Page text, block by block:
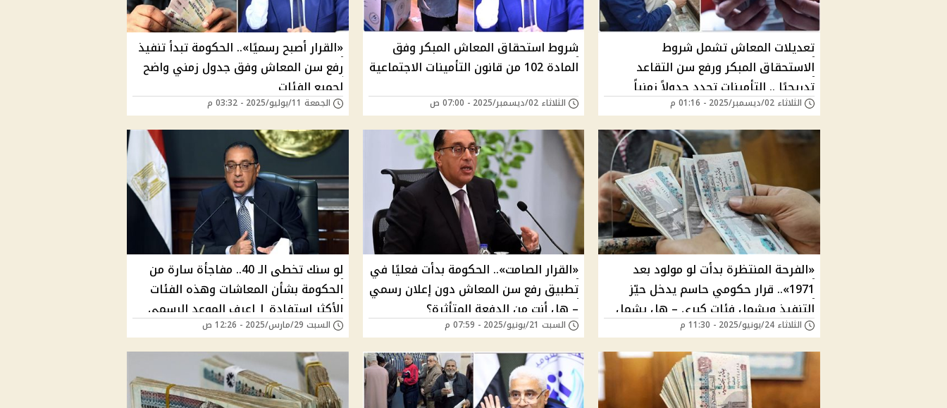
تعديلات المعاش تشمل شروط
الاستحقاق المبكر ورفع سن التقاعد
تدريجيًا .. التأمينات تحدد جدولاً زمنياً
الثلاثاء 02/ديسمبر/2025 - 01:16 م
شروط استحقاق المعاش المبكر وفق
المادة 102 من قانون التأمينات الاجتماعية
الثلاثاء 02/ديسمبر/2025 - 07:00 ص
«القرار أصبح رسميًا».. الحكومة تبدأ تنفيذ
رفع سن المعاش وفق جدول زمني واضح
لجميع الفئات
الجمعة 11/يوليو/2025 - 03:32 م
«الفرحة المنتظرة بدأت لو مولود بعد
1971».. قرار حكومي حاسم يدخل حيّز
التنفيذ ويشمل فئات كبرى – هل يشمل
السيدات؟
الثلاثاء 24/يونيو/2025 - 11:30 م
«القرار الصامت».. الحكومة بدأت فعليًا في
تطبيق رفع سن المعاش دون إعلان رسمي
– هل أنت من الدفعة المتأثرة؟
السبت 21/يونيو/2025 - 07:59 م
لو سنك تخطى الـ 40.. مفاجأة سارة من
الحكومة بشأن المعاشات وهذه الفئات
الأكثر استفادة | اعرف الموعد الرسمي
للتنفيذ
السبت 29/مارس/2025 - 12:26 ص